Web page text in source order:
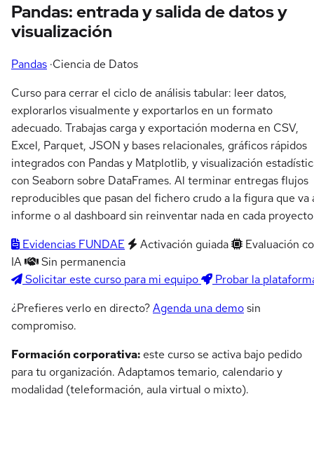
Pandas: entrada y salida de datos y
visualización
Pandas ·Ciencia de Datos
Curso para cerrar el ciclo de análisis tabular: leer datos,
explorarlos visualmente y exportarlos en un formato
adecuado. Trabajas carga y exportación moderna en CSV,
Excel, Parquet, JSON y bases relacionales, gráficos rápidos
integrados con Pandas y Matplotlib, y visualización
con Seaborn sobre DataFrames. Al terminar entregas flujos
reproducibles que pasan del fichero crudo a la figura que va
informe o al dashboard sin reinventar nada en cada
Evidencias FUNDAE
Activación guiada
Evaluación
IA
Sin permanencia
Solicitar este curso para mi equipo
Probar la
¿Prefieres verlo en directo?Agenda una demosin
compromiso.
Formación corporativa: este curso se activa bajo pedido
para tu organización. Adaptamos temario, calendario y
modalidad (teleformación, aula virtual o mixto).